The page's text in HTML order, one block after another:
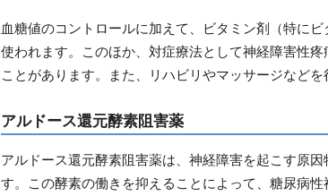
血糖値のコントロールに加えて、ビタミン剤（特に
使われます。このほか、対症療法として神経障害性
ことがあります。また、リハビリやマッサージなどを
アルドース還元酵素阻害薬
アルドース還元酵素阻害薬は、神経障害を起こす原
す。この酵素の働きを抑えることによって、糖尿病